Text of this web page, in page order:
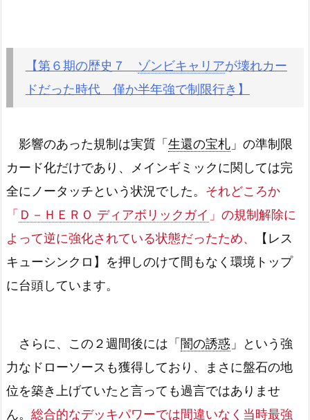
【第６期の歴史７ ゾンビキャリアが壊れカー
ドだった時代 僅か半年強で制限行き】
影響のあった規制は実質「 生還の宝札 」の準制限
カード化だけであり、メインギミックに関しては完
全にノータッチという状況でした。 それどころか
「 Ｄ－ＨＥＲＯ ディアボリックガイ 」の規制解除に
よって逆に強化されている状態だったため、
【レス
キューシンクロ】を押しのけて間もなく環境トップ
に台頭しています。
さらに、この２週間後には「 闇の誘惑 」という強
力なドローソースも獲得しており、まさに盤石の地
位を築き上げていたと言っても過言ではありませ
ん。 総合的なデッキパワーでは間違いなく当時最強